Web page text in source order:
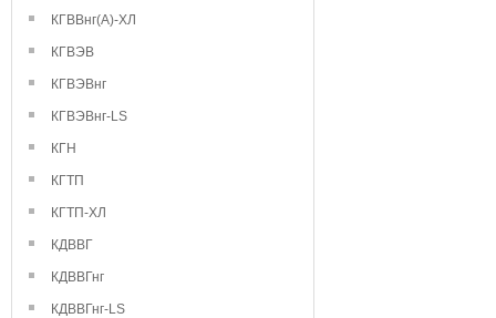
КГВВнг(А)-ХЛ
КГВЭВ
КГВЭВнг
КГВЭВнг-LS
КГН
КГТП
КГТП-ХЛ
КДВВГ
КДВВГнг
КДВВГнг-LS